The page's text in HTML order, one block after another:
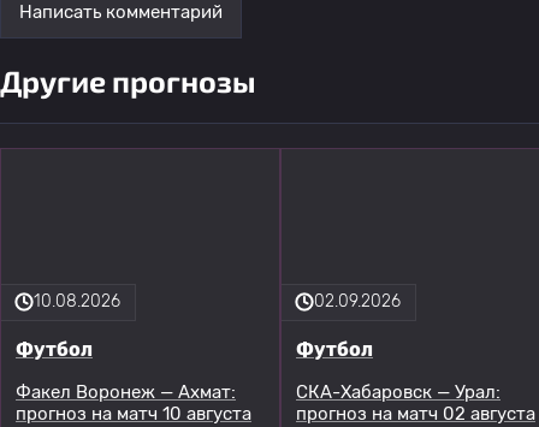
Написать комментарий
Другие прогнозы
10.08.2026
Футбол
Факел Воронеж — Ахмат:
прогноз на матч 10 августа
02.09.2026
Футбол
СКА-Хабаровск — Урал:
прогноз на матч 02 августа